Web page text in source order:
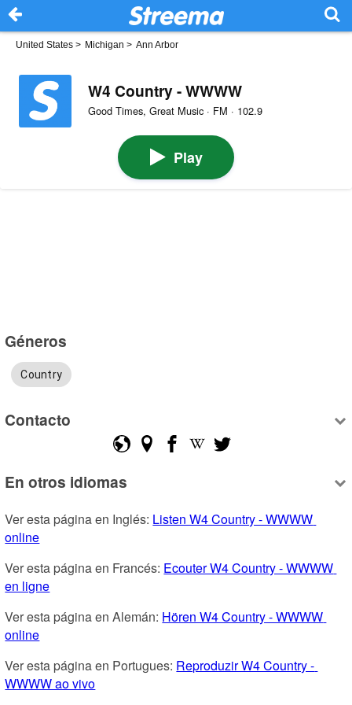
United States > Michigan > Ann Arbor
W4 Country - WWWW
Good Times, Great Music · FM · 102.9
Play
Géneros
Country
Contacto
En otros idiomas
Ver esta página en Inglés: Listen W4 Country - WWWW
online
Ver esta página en Francés: Ecouter W4 Country - WWWW
en ligne
Ver esta página en Alemán: Hören W4 Country - WWWW
online
Ver esta página en Portugues: Reproduzir W4 Country -
WWWW ao vivo